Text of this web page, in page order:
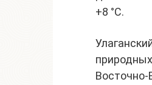
+8 °C.
Восточно-